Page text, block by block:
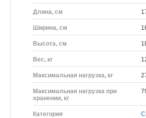
Длина, см
Ширина, см
Высота, см
Вес, кг
Максимальная нагрузка, кг
Максимальная нагрузка при
хранении, кг
Категория